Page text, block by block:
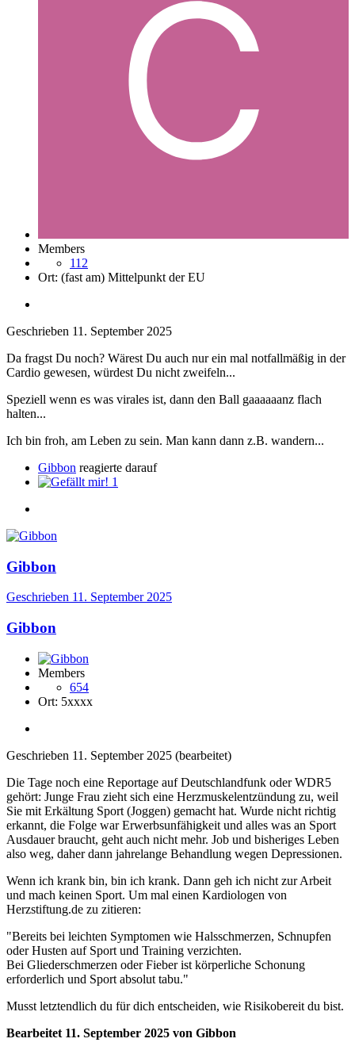
Members
112
Ort: (fast am) Mittelpunkt der EU
Geschrieben 11. September 2025
Da fragst Du noch? Wärest Du auch nur ein mal notfallmäßig in der
Cardio gewesen, würdest Du nicht zweifeln...
Speziell wenn es was virales ist, dann den Ball gaaaaaanz flach
halten...
Ich bin froh, am Leben zu sein. Man kann dann z.B. wandern...
Gibbon reagierte darauf
1
Gibbon
Geschrieben 11. September 2025
Gibbon
Members
654
Ort: 5xxxx
Geschrieben 11. September 2025 (bearbeitet)
Die Tage noch eine Reportage auf Deutschlandfunk oder WDR5
gehört: Junge Frau zieht sich eine Herzmuskelentzündung zu, weil
Sie mit Erkältung Sport (Joggen) gemacht hat. Wurde nicht richtig
erkannt, die Folge war Erwerbsunfähigkeit und alles was an Sport
Ausdauer braucht, geht auch nicht mehr. Job und bisheriges Leben
also weg, daher dann jahrelange Behandlung wegen Depressionen.
Wenn ich krank bin, bin ich krank. Dann geh ich nicht zur Arbeit
und mach keinen Sport. Um mal einen Kardiologen von
Herzstiftung.de zu zitieren:
"Bereits bei leichten Symptomen wie Halsschmerzen, Schnupfen
oder Husten auf Sport und Training verzichten.
Bei Gliederschmerzen oder Fieber ist körperliche Schonung
erforderlich und Sport absolut tabu."
Musst letztendlich du für dich entscheiden, wie Risikobereit du bist.
Bearbeitet 11. September 2025 von Gibbon